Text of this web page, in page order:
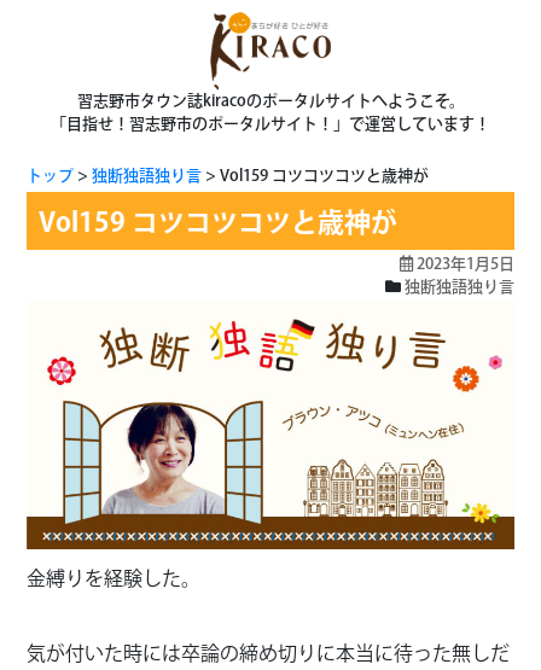
習志野市タウン誌kiracoのポータルサイトへようこそ。
「目指せ！習志野市のポータルサイト！」で運営しています！
トップ 独断独語独り言 Vol159 コツコツコツと歳神が
Vol159 コツコツコツと歳神が
2023年1月5日
独断独語独り言
金縛りを経験した。
気が付いた時には卒論の締め切りに本当に待った無しだ